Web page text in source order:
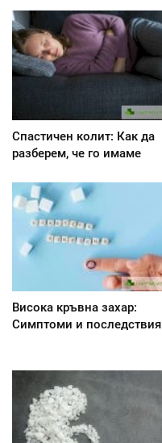
Спастичен колит: Как да
разберем, че го имаме
Висока кръвна захар:
Симптоми и последствия